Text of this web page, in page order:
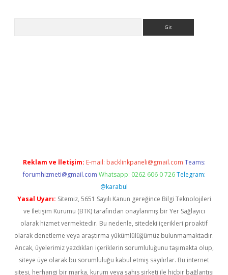
Reklam ve İletişim: E-mail: backlinkpaneli@gmail.com Teams:
forumhizmeti@gmail.com Whatsapp: 0262 606 0 726 Telegram:
@karabul
Yasal Uyarı: Sitemiz, 5651 Sayılı Kanun gereğince Bilgi Teknolojileri
ve İletişim Kurumu (BTK) tarafından onaylanmış bir Yer Sağlayıcı
olarak hizmet vermektedir. Bu nedenle, sitedeki içerikleri proaktif
olarak denetleme veya araştırma yükümlülüğümüz bulunmamaktadır.
Ancak, üyelerimiz yazdıkları içeriklerin sorumluluğunu taşımakta olup,
siteye üye olarak bu sorumluluğu kabul etmiş sayılırlar. Bu internet
sitesi, herhangi bir marka, kurum veya şahıs şirketi ile hiçbir bağlantısı